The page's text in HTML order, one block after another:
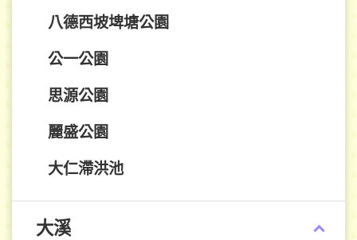
八德西坡埤塘公園
公一公園
思源公園
麗盛公園
大仁滯洪池
大溪